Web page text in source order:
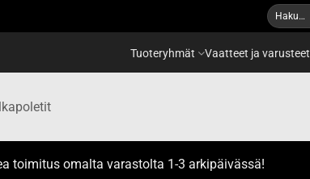
Etsi:
Tuoteryhmät Vaatteet ja varusteet
toimitus omalta varastolta 1-3 arkipäivässä!